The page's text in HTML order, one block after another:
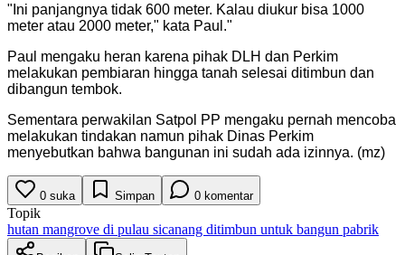
" Ini panjangnya tidak 600 meter. Kalau diukur bisa 1000
meter atau 2000 meter," kata Paul."
Paul mengaku heran karena pihak DLH dan Perkim
melakukan pembiaran hingga tanah selesai ditimbun dan
dibangun tembok.
Sementara perwakilan Satpol PP mengaku pernah mencoba
melakukan tindakan namun pihak Dinas Perkim
menyebutkan bahwa bangunan ini sudah ada izinnya. (mz)
0 suka Simpan 0 komentar
Topik
hutan mangrove di pulau sicanang ditimbun untuk bangun pabrik